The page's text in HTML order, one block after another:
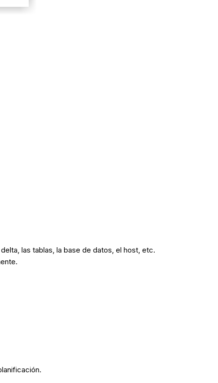
las tablas, la base de datos, el host, etc.